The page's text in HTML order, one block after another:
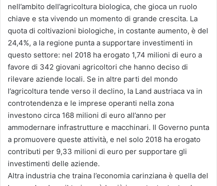
nell’ambito dell’agricoltura biologica, che gioca un ruolo
chiave e sta vivendo un momento di grande crescita. La
quota di coltivazioni biologiche, in costante aumento, è del
24,4%, a la regione punta a supportare investimenti in
questo settore: nel 2018 ha erogato 1,74 milioni di euro a
favore di 342 giovani agricoltori che hanno deciso di
rilevare aziende locali. Se in altre parti del mondo
l’agricoltura tende verso il declino, la Land austriaca va in
controtendenza e le imprese operanti nella zona
investono circa 168 milioni di euro all’anno per
ammodernare infrastrutture e macchinari. Il Governo punta
a promuovere queste attività, e nel solo 2018 ha erogato
contributi per 9,33 milioni di euro per supportare gli
investimenti delle aziende.
Altra industria che traina l’economia carinziana è quella del